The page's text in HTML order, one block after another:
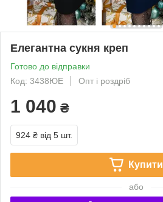
Елегантна сукня креп
Готово до відправки
Код: 3438ЮЕ
Опт і роздріб
1 040 ₴
924 ₴ від 5 шт.
Купити
або